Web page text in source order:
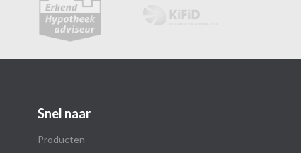
Snel naar
Producten